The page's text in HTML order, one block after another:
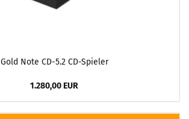
Gold Note CD-5.2 CD-Spieler
1.280,00 EUR